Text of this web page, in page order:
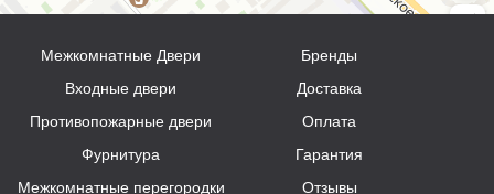
Межкомнатные Двери
Входные двери
Противопожарные двери
Фурнитура
Межкомнатные перегородки
Бренды
Доставка
Оплата
Гарантия
Отзывы